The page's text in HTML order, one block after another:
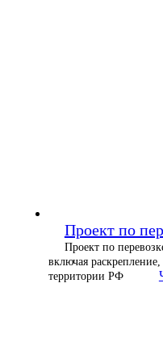
Проект по
Проект по
включая
территории РФ